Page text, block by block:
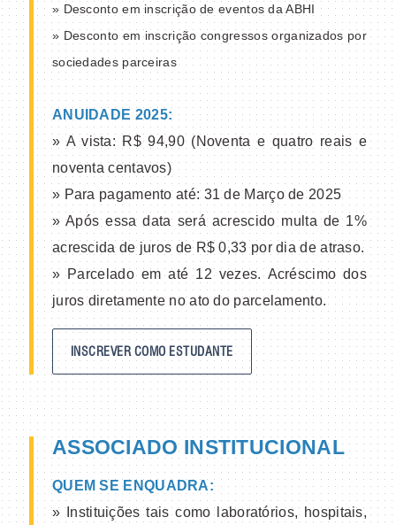
» Desconto em inscrição de eventos da ABHI
» Desconto em inscrição congressos organizados por
sociedades parceiras
ANUIDADE 2025:
» A vista: R$ 94,90 (Noventa e quatro reais e
noventa centavos)
» Para pagamento até: 31 de Março de 2025
» Após essa data será acrescido multa de 1%
acrescida de juros de R$ 0,33 por dia de atraso.
» Parcelado em até 12 vezes. Acréscimo dos
juros diretamente no ato do parcelamento.
INSCREVER COMO ESTUDANTE
ASSOCIADO INSTITUCIONAL
QUEM SE ENQUADRA:
» Instituições tais como laboratórios, hospitais,